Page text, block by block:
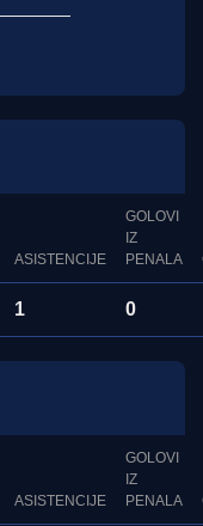
ASISTENCIJE
GOLOVI
IZ
PENALA
1 0
ASISTENCIJE
GOLOVI
IZ
PENALA